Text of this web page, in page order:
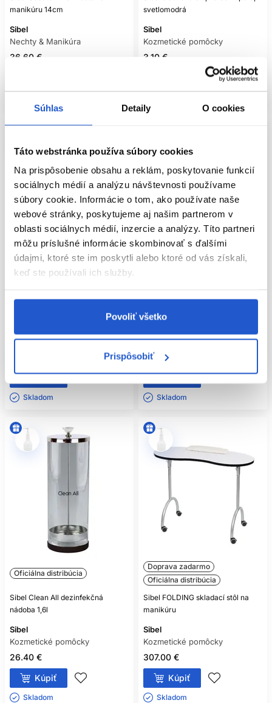
Súhlas Detaily O cookies
Táto webstránka používa súbory cookies
Na prispôsobenie obsahu a reklám, poskytovanie funkcií
sociálnych médií a analýzu návštevnosti používame
súbory cookie. Informácie o tom, ako používate naše
webové stránky, poskytujeme aj našim partnerom v
oblasti sociálnych médií, inzercie a analýzy. Títo partneri
môžu príslušné informácie skombinovať s ďalšími
údajmi, ktoré ste im poskytli alebo ktoré od vás získali,
keď ste používali ich služby.
Povoliť všetko
Prispôsobiť
manikúru 14cm
Sibel
Nechty & Manikúra
36.60 €
svetlomodrá
Sibel
Kozmetické pomôcky
3.10 €
Mám záujem
Oficiálna distribúcia
Sibel sklenený pilník na nechty
Kozmetické pomôcky
Kúpiť
Skladom ㅤ
Sibel olejová sviečka na masáž
Kozmetické pomôcky
11.90 €
Kúpiť
Skladom ㅤ
Oficiálna distribúcia
Sibel Clean All dezinfekčná
nádoba 1,6l
Sibel
Kozmetické pomôcky
26.40 €
Kúpiť
Skladom ㅤ
Doprava zadarmo
Oficiálna distribúcia
Sibel FOLDING skladací stôl na
manikúru
Sibel
Kozmetické pomôcky
307.00 €
Kúpiť
Skladom ㅤ